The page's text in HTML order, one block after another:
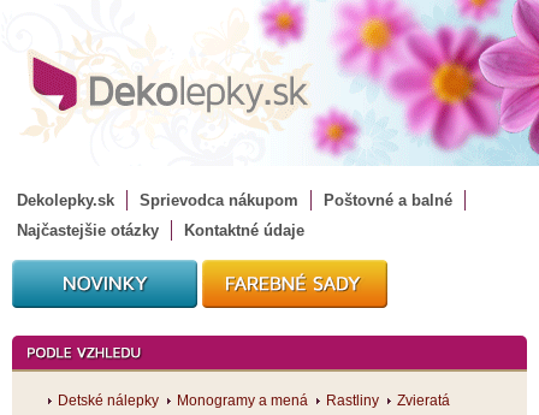
Dekolepky.sk Sprievodca nákupom
Poštovné a balné
Najčastejšie otázky
Kontaktné údaje
Detské nálepky Monogramy a mená Rastliny
Zvieratá